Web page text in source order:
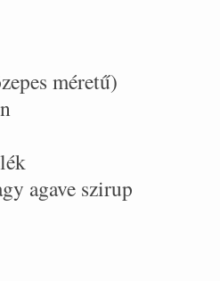
méretű)
agave szirup